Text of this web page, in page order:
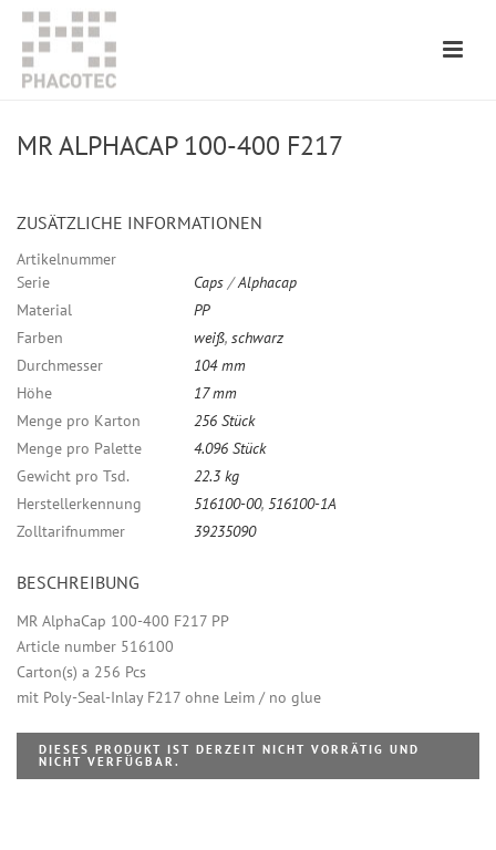
MR ALPHACAP 100-400 F217
ZUSÄTZLICHE INFORMATIONEN
Artikelnummer
Serie
Caps /Alphacap
Material
PP
Farben
weiß, schwarz
Durchmesser
104 mm
Höhe
17 mm
Menge pro Karton
256 Stück
Menge pro Palette
4.096 Stück
Gewicht pro Tsd.
22.3 kg
Herstellerkennung
516100-00, 516100-1A
Zolltarifnummer
39235090
BESCHREIBUNG
MR AlphaCap 100-400 F217 PP
Article number 516100
Carton(s) a 256 Pcs
mit Poly-Seal-Inlay F217 ohne Leim / no glue
DIESES PRODUKT IST DERZEIT NICHT VORRÄTIG UND
NICHT VERFÜGBAR.